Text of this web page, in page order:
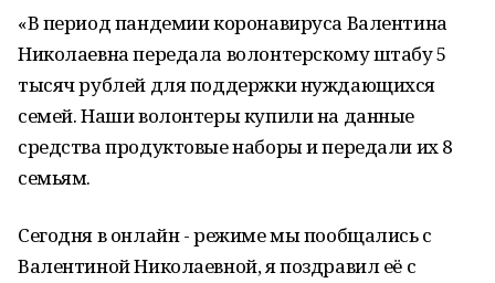
«В период пандемии коронавируса Валентина
Николаевна передала волонтерскому штабу 5
тысяч рублей для поддержки нуждающихся
семей. Наши волонтеры купили на данные
средства продуктовые наборы и передали их 8
семьям.
Сегодня в онлайн - режиме мы пообщались с
Валентиной Николаевной, я поздравил её с